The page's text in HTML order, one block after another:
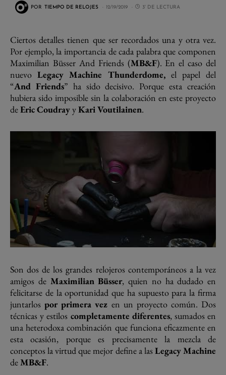
POR TIEMPO DE RELOJES 12/19/2019 3' DE LECTURA
Ciertos detalles tienen que ser recordados una y otra vez.
Por ejemplo, la importancia de cada palabra que componen
Maximilian Büsser And Friends (MB&F). En el caso del
nuevoLegacy Machine Thunderdome,el papel del
“And Friends” ha sido decisivo. Porque esta creación
hubiera sido imposible sin la colaboración en este proyecto
deEric CoudrayyKari Voutilainen.
Son dos de los grandes relojeros contemporáneos a la vez
amigos de Maximilian Büsser, quien no ha dudado en
felicitarse de la oportunidad que ha supuesto para la firma
juntarlospor primera vez en un proyecto común. Dos
técnicas y estilos completamente diferentes, sumados en
una heterodoxa combinación que funciona eficazmente en
esta ocasión, porque es precisamente la mezcla de
conceptos la virtud que mejor define a las Legacy Machine
deMB&F.